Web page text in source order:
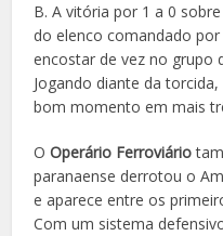
B. A vitória por 1 a 0
do elenco comandado
encostar de vez no grupo
Jogando diante da
bom momento em mais
OOperário Ferroviário
paranaense derrotou o
e aparece entre os
Com um sistema